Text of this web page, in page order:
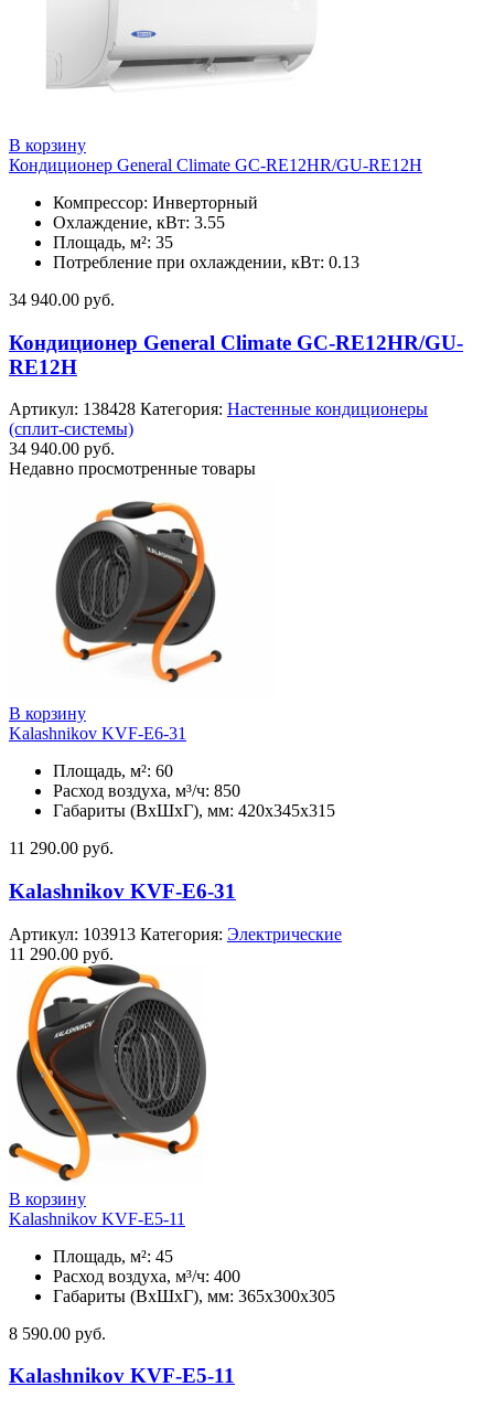
В корзину
Кондиционер General Climate GC-RE12HR/GU-RE12H
Компрессор: Инверторный
Охлаждение, кВт: 3.55
Площадь, м²: 35
Потребление при охлаждении, кВт: 0.13
34 940.00 руб.
Кондиционер General Climate GC-RE12HR/GU-
RE12H
Артикул: 138428 Категория: Настенные кондиционеры
(сплит-системы)
34 940.00 руб.
Недавно просмотренные товары
В корзину
Kalashnikov KVF-E6-31
Площадь, м²: 60
Расход воздуха, м³/ч: 850
Габариты (ВхШхГ), мм: 420x345x315
11 290.00 руб.
Kalashnikov KVF-E6-31
Артикул: 103913 Категория: Электрические
11 290.00 руб.
В корзину
Kalashnikov KVF-E5-11
Площадь, м²: 45
Расход воздуха, м³/ч: 400
Габариты (ВхШхГ), мм: 365x300x305
8 590.00 руб.
Kalashnikov KVF-E5-11